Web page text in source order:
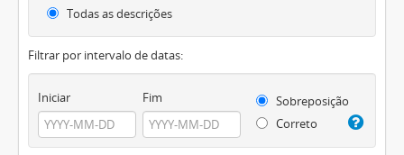
Todas as descrições
Filtrar por intervalo de datas:
Iniciar Fim
Sobreposição
Correto